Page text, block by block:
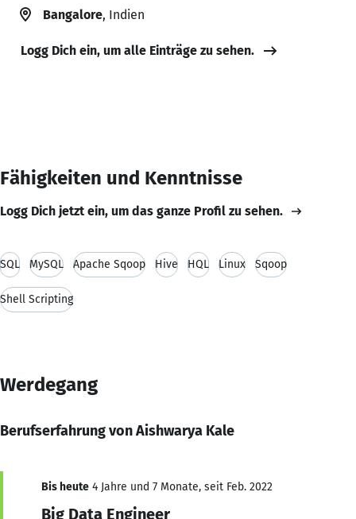
Bangalore, Indien
Logg Dich ein, um alle Einträge zu sehen.
Fähigkeiten und Kenntnisse
Logg Dich jetzt ein, um das ganze Profil zu sehen.
SQL MySQL Apache Sqoop Hive HQL Linux Sqoop
Shell Scripting
Werdegang
Berufserfahrung von Aishwarya Kale
Bis heute 4 Jahre und 7 Monate, seit Feb. 2022
Big Data Engineer